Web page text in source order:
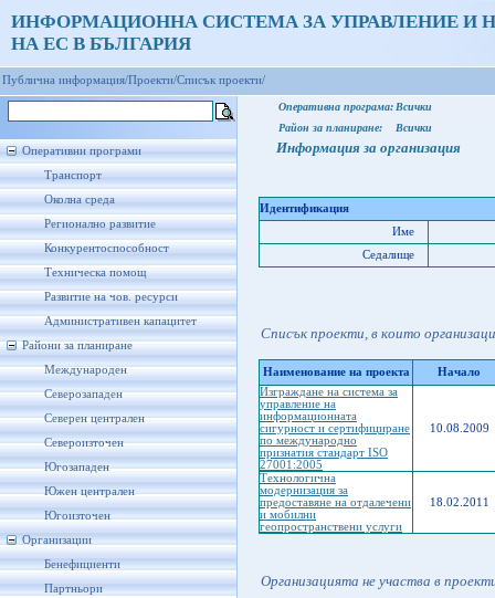
ИНФОРМАЦИОННА СИСТЕМА ЗА УПРАВЛЕНИЕ И
НА ЕС В БЪЛГАРИЯ
Публична информация/Проекти/Списък проекти/
Оперативни програми
Транспорт
Околна среда
Регионално развитие
Конкурентоспособност
Техническа помощ
Развитие на чов. ресурси
Административен капацитет
Райони за планиране
Международен
Северозападен
Северен централен
Североизточен
Югозападен
Южен централен
Югоизточен
Организации
Бенефициенти
Партньори
Оперативна програма: Всички
Район за планиране:
Всички
Информация за организация
Идентификация
Име
Седалище
Списък проекти, в които
Наименование на проекта
Начало
Изграждане на система за
управление на
информационната
сигурност и сертифициране
по международно
признатия стандарт ISO
27001:2005
10.08.2009
Технологична
модернизация за
предоставяне на отдалечени
и мобилни
геопространствени услуги
18.02.2011
Организацията не участва в